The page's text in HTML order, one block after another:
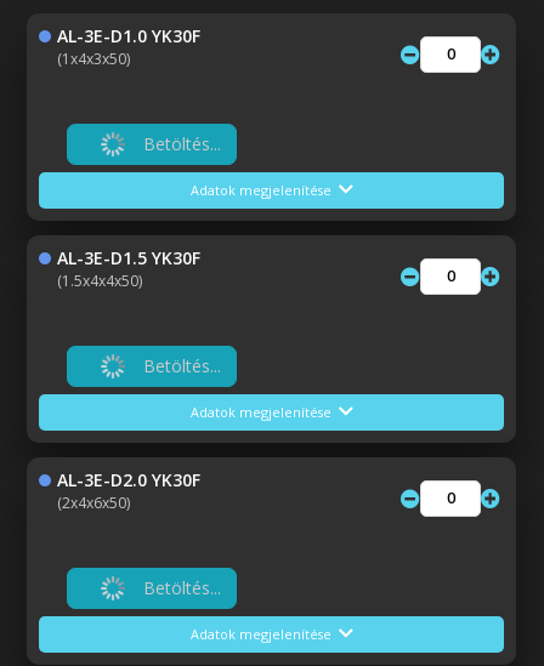
AL-3E-D1.0 YK30F
(1x4x3x50)
Betöltés...
Adatok megjelenítése
AL-3E-D1.5 YK30F
(1.5x4x4x50)
Betöltés...
Adatok megjelenítése
AL-3E-D2.0 YK30F
(2x4x6x50)
Betöltés...
Adatok megjelenítése